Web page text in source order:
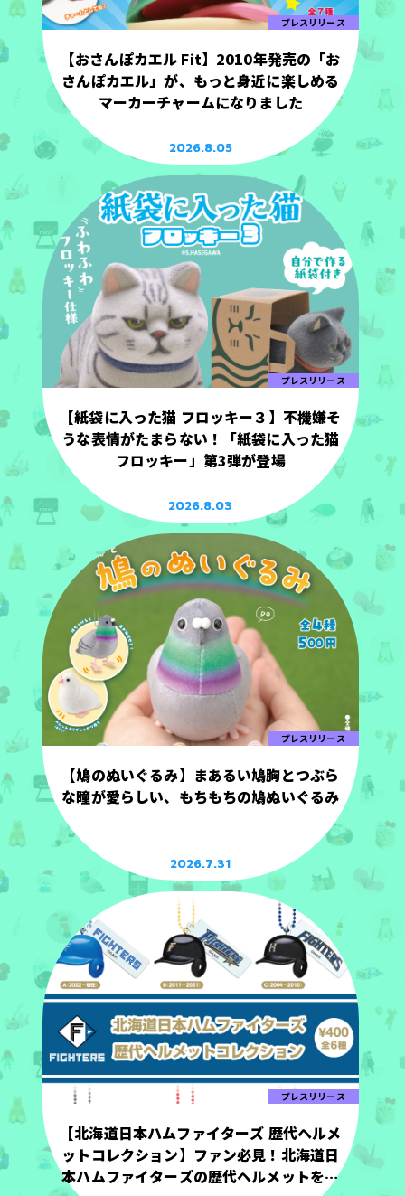
プレスリリース
【おさんぽカエル Fit】2010年発売の「お
さんぽカエル」が、もっと身近に楽しめる
マーカーチャームになりました
2026.8.05
プレスリリース
【紙袋に入った猫 フロッキー３】不機嫌そ
うな表情がたまらない！「紙袋に入った猫
フロッキー」第3弾が登場
2026.8.03
プレスリリース
【鳩のぬいぐるみ】まあるい鳩胸とつぶら
な瞳が愛らしい、もちもちの鳩ぬいぐるみ
2026.7.31
プレスリリース
【北海道日本ハムファイターズ 歴代ヘルメ
ットコレクション】ファン必見！北海道日
本ハムファイターズの歴代ヘルメットを手